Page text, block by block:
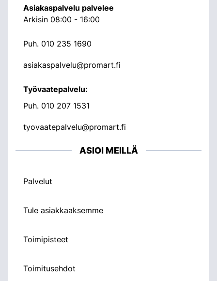
Asiakaspalvelu palvelee
Arkisin 08:00 - 16:00
Puh. 010 235 1690
asiakaspalvelu@promart.fi
Työvaatepalvelu:
Puh. 010 207 1531
tyovaatepalvelu@promart.fi
ASIOI MEILLÄ
Palvelut
Tule asiakkaaksemme
Toimipisteet
Toimitusehdot